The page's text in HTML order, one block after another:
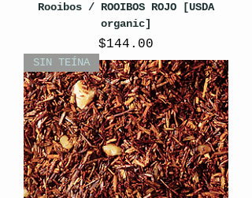
Rooibos / ROOIBOS ROJO [USDA
organic]
Precio
$144.00
SIN TEÍNA